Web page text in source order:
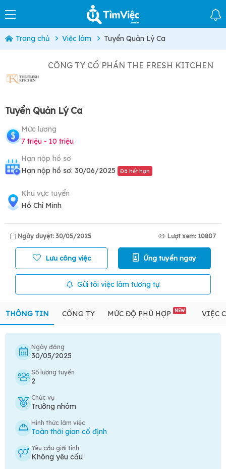
Trang chủ Việc làm Tuyển Quản Lý Ca
CÔNG TY CỔ PHẦN THE FRESH KITCHEN
Tuyển Quản Lý Ca
Mức lương
7 triệu - 10 triệu
Hạn nộp hồ sơ
Hạn nộp hồ sơ: 30/06/2025
Đã hết hạn
Khu vực tuyển
Hồ Chí Minh
Ngày duyệt: 30/05/2025 Lượt xem: 10807
Lưu công việc Ứng tuyển ngay
Gửi tôi việc làm tương tự
THÔNG TIN CÔNG TY MỨC ĐỘ PHÙ HỢP NEW VIỆC
Ngày đăng
30/05/2025
Số lượng tuyển
2
Chức vụ
Trưởng nhóm
Hình thức làm việc
Toàn thời gian cố định
Yêu cầu giới tính
Không yêu cầu